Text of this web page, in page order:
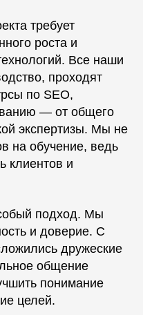
требует
роста и
Все наши
проходят
по SEO,
— от общего
экспертизы. Мы не
на обучение, ведь
клиентов и
подход. Мы
и доверие. С
дружеские
общение
понимание
целей.